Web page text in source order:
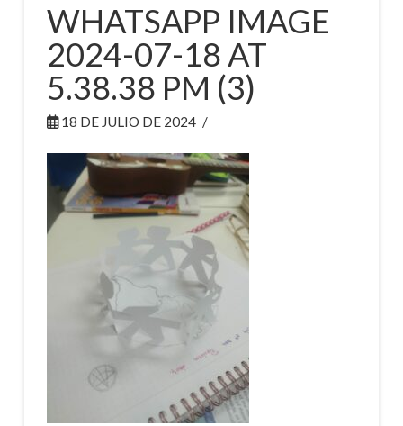
WHATSAPP IMAGE
2024-07-18 AT
5.38.38 PM (3)
18 DE JULIO DE 2024